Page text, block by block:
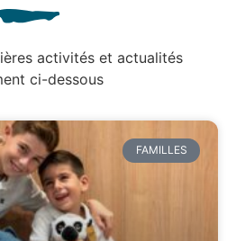
activités et actualités
ci-dessous
FAMILLES